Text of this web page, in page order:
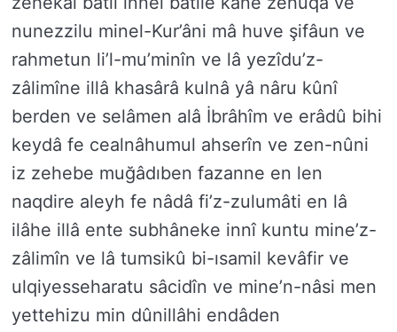
nunezzilu minel-Kur’âni mâ huve şifâun ve
rahmetun li’l-mu’minîn ve lâ yezîdu’z-
zâlimîne illâ khasârâ kulnâ yâ nâru kûnî
berden ve selâmen alâ İbrâhîm ve erâdû bihi
keydâ fe cealnâhumul ahserîn ve zen-nûni
iz zehebe muğâdıben fazanne en len
naqdire aleyh fe nâdâ fi’z-zulumâti en lâ
ilâhe illâ ente subhâneke innî kuntu mine’z-
zâlimîn ve lâ tumsikû bi-ısamil kevâfir ve
ulqiyesseharatu sâcidîn ve mine’n-nâsi men
yettehizu min dûnillâhi endâden